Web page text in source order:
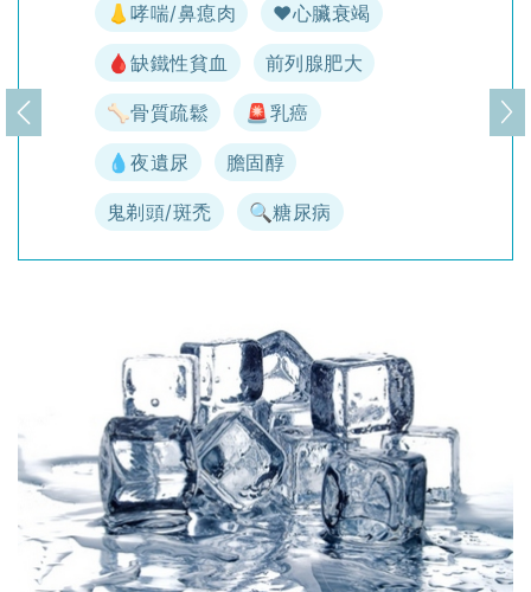
👃哮喘/鼻瘜肉 ♥️心臟衰竭
🩸缺鐵性貧血 前列腺肥大
🦴骨質疏鬆 🚨乳癌
💧夜遺尿 膽固醇
鬼剃頭/斑禿 🔍糖尿病
上一頁 下